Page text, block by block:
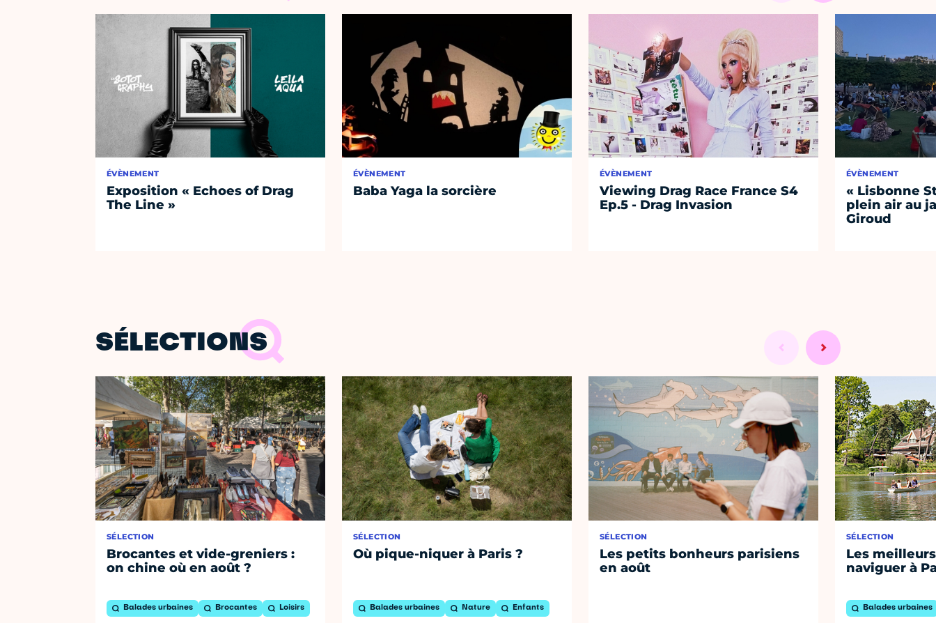
ÉVÈNEMENT
Exposition « Echoes of Drag
The Line »
ÉVÈNEMENT
Baba Yaga la sorcière
ÉVÈNEMENT
Viewing Drag Race France S4
Ep.5 - Drag Invasion
ÉVÈNEMENT
« Lisbonne
plein air au
Giroud
SÉLECTIONS
SÉLECTION
Brocantes et vide-greniers :
on chine où en août ?
Balades urbaines Brocantes Loisirs
SÉLECTION
Où pique-niquer à Paris ?
Balades urbaines Nature Enfants
SÉLECTION
Les petits bonheurs parisiens
en août
SÉLECTION
Les
naviguer à
Balades urbaines